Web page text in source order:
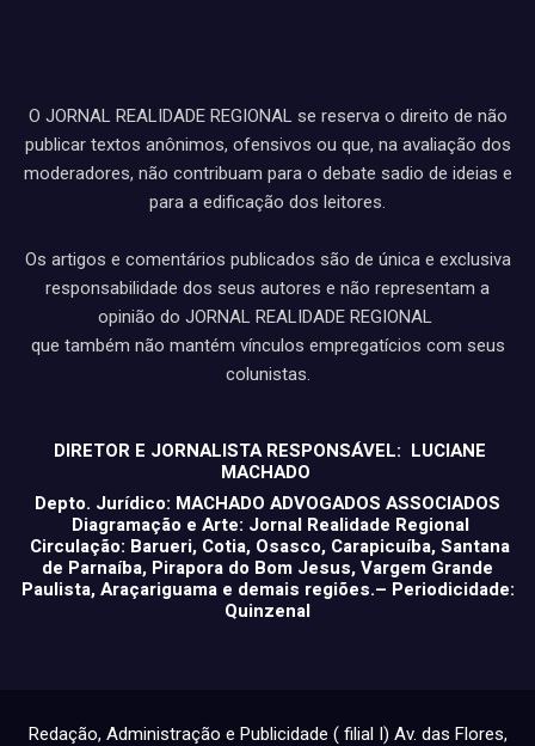
O JORNAL REALIDADE REGIONAL se reserva o direito de não
publicar textos anônimos, ofensivos ou que, na avaliação dos
moderadores, não contribuam para o debate sadio de ideias e
para a edificação dos leitores.
Os artigos e comentários publicados são de única e exclusiva
responsabilidade dos seus autores e não representam a
opinião do JORNAL REALIDADE REGIONAL
que também não mantém vínculos empregatícios com seus
colunistas.
DIRETOR E JORNALISTA RESPONSÁVEL: LUCIANE
MACHADO
Depto. Jurídico: MACHADO ADVOGADOS ASSOCIADOS
Diagramação e Arte: Jornal Realidade Regional
Circulação: Barueri, Cotia, Osasco, Carapicuíba, Santana
de Parnaíba, Pirapora do Bom Jesus, Vargem Grande
Paulista, Araçariguama e demais regiões.– Periodicidade:
Quinzenal
Redação, Administração e Publicidade ( filial I) Av. das Flores,